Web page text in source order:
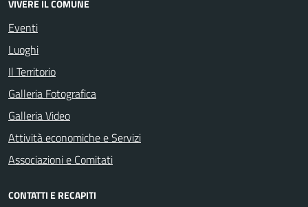
VIVERE IL COMUNE
Eventi
Luoghi
Il Territorio
Galleria Fotografica
Galleria Video
Attività economiche e Servizi
Associazioni e Comitati
CONTATTI E RECAPITI